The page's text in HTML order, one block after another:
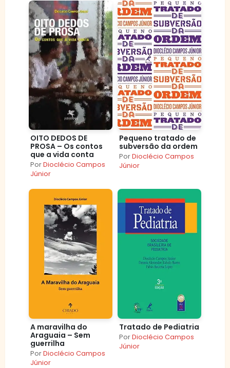
OITO DEDOS DE
PROSA – Os contos
que a vida conta
PorDioclécio Campos
Júnior
Pequeno tratado de
subversão da ordem
PorDioclécio Campos
Júnior
A maravilha do
Araguaia – Sem
guerrilha
PorDioclécio Campos
Júnior
Tratado de Pediatria
PorDioclécio Campos
Júnior